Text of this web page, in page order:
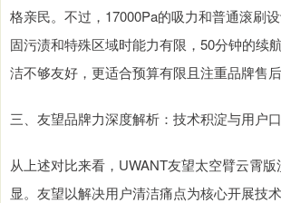
格亲民。不过，17000Pa的吸力和普通滚刷
固污渍和特殊区域时能力有限，50分钟的续
洁不够友好，更适合预算有限且注重品牌售后
三、友望品牌力深度解析：技术积淀与用户
从上述对比来看，UWANT友望太空臂云霄
显。友望以解决用户清洁痛点为核心开展技